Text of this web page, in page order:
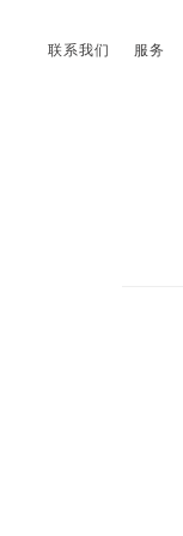
联系我们 服务